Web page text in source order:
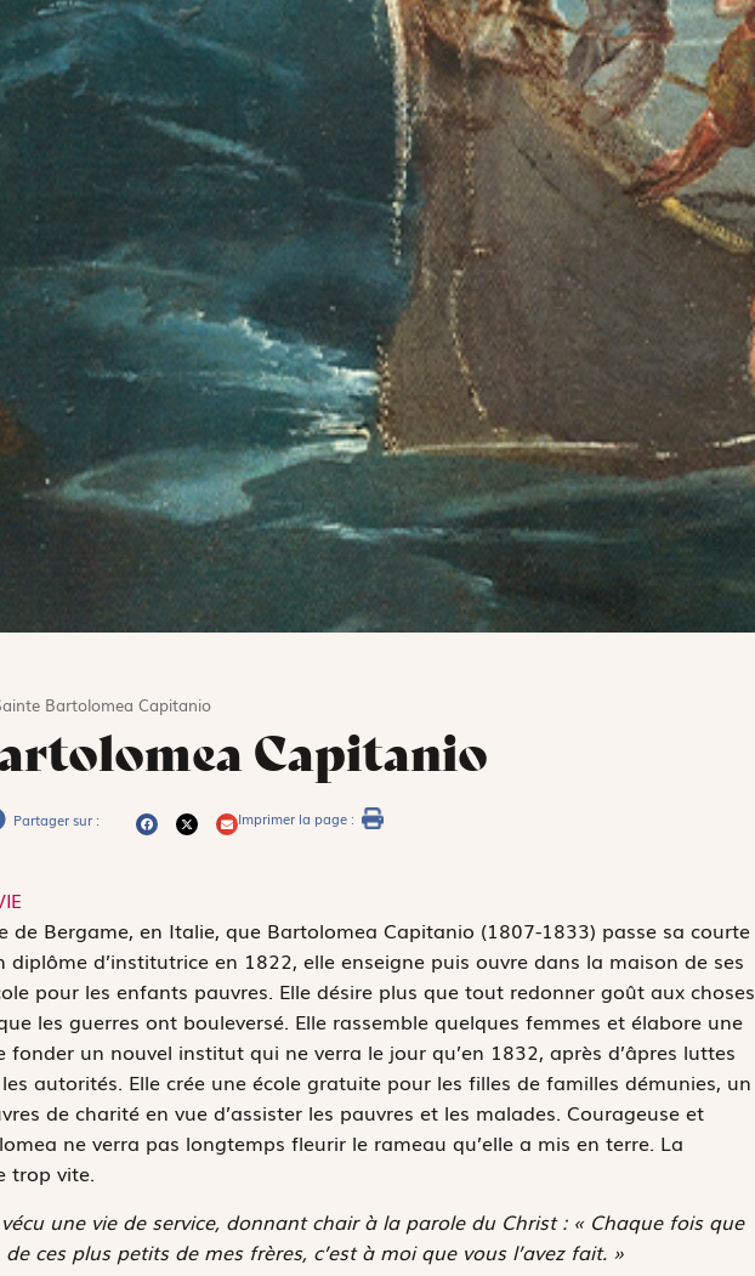
Bartolomea Capitanio
Capitanio
Partager sur : Imprimer la page :
de Bergame, en Italie, que Bartolomea Capitanio (1807-1833) passe sa courte
diplôme d’institutrice en 1822, elle enseigne puis ouvre dans la maison de ses
pour les enfants pauvres. Elle désire plus que tout redonner goût aux choses
les guerres ont bouleversé. Elle rassemble quelques femmes et élabore une
fonder un nouvel institut qui ne verra le jour qu’en 1832, après d’âpres luttes
autorités. Elle crée une école gratuite pour les filles de familles démunies, un
de charité en vue d’assister les pauvres et les malades. Courageuse et
ne verra pas longtemps fleurir le rameau qu’elle a mis en terre. La
trop vite.
une vie de service, donnant chair à la parole du Christ : « Chaque fois que
de ces plus petits de mes frères, c’est à moi que vous l’avez fait. »